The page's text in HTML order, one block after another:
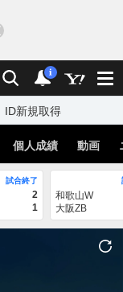
検索 通知
i
ID新規取得
個人成績 動画
試合終了
2
1
和歌山W
大阪ZB